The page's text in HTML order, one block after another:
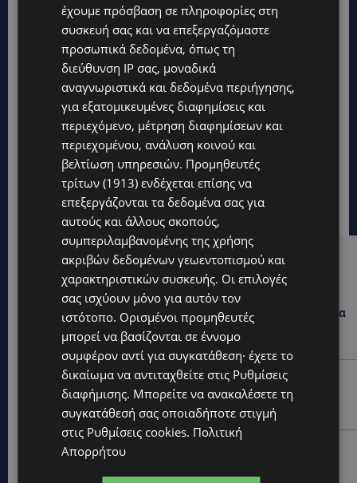
Hot this week
UPDATES
ΛΕΩΦΟΡΟΣ ΤΣΕΡΙΟΥ: Άνοιξε ο δρόμος, αλλά άρχισαν τα
παράπονα των πολιτών – «Έγινε σωστά ο
σχεδιασμός;»
VIBE NEWS
Νέος Γενικός Διευθυντής του Hilton Nicosia ο Ilio
Rodoni
VIBE NEWS
έχουμε πρόσβαση σε πληροφορίες στη
συσκευή σας και να επεξεργαζόμαστε
προσωπικά δεδομένα, όπως τη
διεύθυνση IP σας, μοναδικά
αναγνωριστικά και δεδομένα περιήγησης,
για εξατομικευμένες διαφημίσεις και
περιεχόμενο, μέτρηση διαφημίσεων και
περιεχομένου, ανάλυση κοινού και
βελτίωση υπηρεσιών. Προμηθευτές
τρίτων (1913) ενδέχεται επίσης να
επεξεργάζονται τα δεδομένα σας για
αυτούς και άλλους σκοπούς,
συμπεριλαμβανομένης της χρήσης
ακριβών δεδομένων γεωεντοπισμού και
χαρακτηριστικών συσκευής. Οι επιλογές
σας ισχύουν μόνο για αυτόν τον
ιστότοπο. Ορισμένοι προμηθευτές
μπορεί να βασίζονται σε έννομο
συμφέρον αντί για συγκατάθεση· έχετε το
δικαίωμα να αντιταχθείτε στις Ρυθμίσεις
διαφήμισης. Μπορείτε να ανακαλέσετε τη
συγκατάθεσή σας οποιαδήποτε στιγμή
στις Ρυθμίσεις cookies. Πολιτική
Απορρήτου